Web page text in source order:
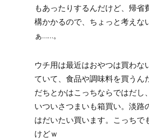
もあったりするんだけど、帰省
構かかるので、ちょっと考えな
ぁ……。
ウチ用は最近はおやつは買わな
ていて、食品や調味料を買うん
だちとかはこっちならではだし
いついさつまいも箱買い。淡路
はだいたい買います。こっちで
けどｗ